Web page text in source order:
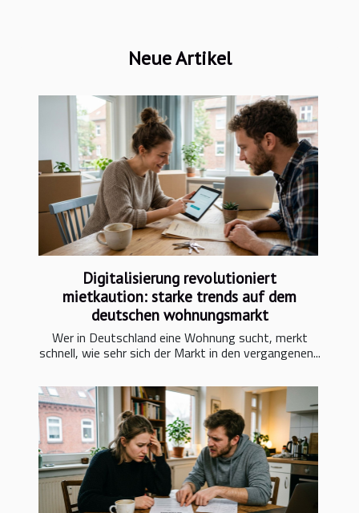
Neue Artikel
Digitalisierung revolutioniert
mietkaution: starke trends auf dem
deutschen wohnungsmarkt
Wer in Deutschland eine Wohnung sucht, merkt
schnell, wie sehr sich der Markt in den vergangenen...